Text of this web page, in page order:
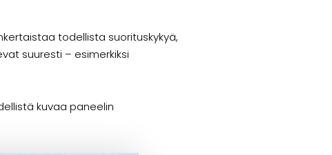
todellista suorituskykyä,
suuresti – esimerkiksi
kuvaa paneelin